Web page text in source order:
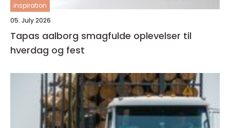
inspiration
05. July 2026
Tapas aalborg smagfulde oplevelser til
hverdag og fest